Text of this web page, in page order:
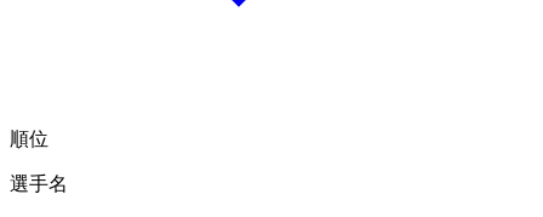
順位
選手名